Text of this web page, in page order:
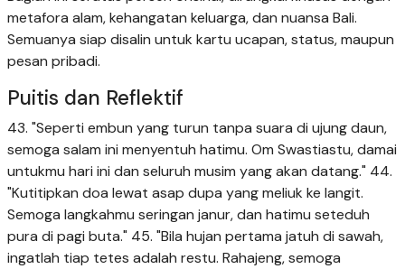
metafora alam, kehangatan keluarga, dan nuansa Bali.
Semuanya siap disalin untuk kartu ucapan, status, maupun
pesan pribadi.
Puitis dan Reflektif
43. "Seperti embun yang turun tanpa suara di ujung daun,
semoga salam ini menyentuh hatimu. Om Swastiastu, damai
untukmu hari ini dan seluruh musim yang akan datang." 44.
"Kutitipkan doa lewat asap dupa yang meliuk ke langit.
Semoga langkahmu seringan janur, dan hatimu seteduh
pura di pagi buta." 45. "Bila hujan pertama jatuh di sawah,
ingatlah tiap tetes adalah restu. Rahajeng, semoga